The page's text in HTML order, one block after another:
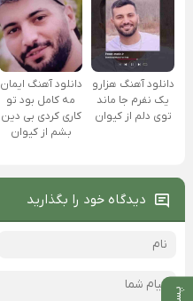
دانلود آهنگ هزارو
یک نفرم جا ماند
توی دلم از کیوان
دانلود آهنگ ایمان
مه کامل بود تو
کاری کردی بی دین
بشم از کیوان
دیدگاه خود را بگذارید